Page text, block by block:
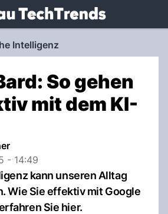
NAU.ch
Intelligenz
So gehen
mit dem KI-
- 14:49
kann unseren Alltag
Wie Sie effektiv mit Google
Sie hier.